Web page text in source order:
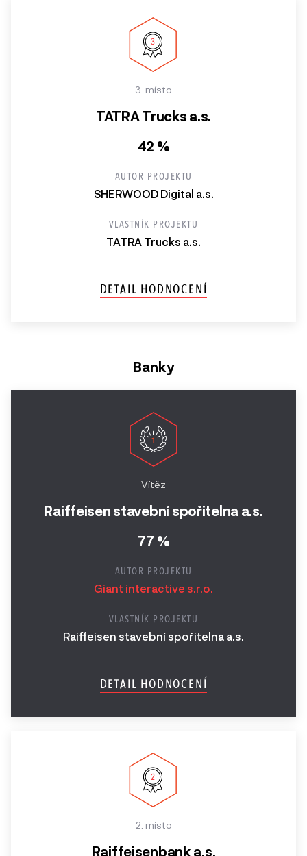
3. místo
TATRA Trucks a.s.
42 %
AUTOR PROJEKTU
SHERWOOD Digital a.s.
VLASTNÍK PROJEKTU
TATRA Trucks a.s.
DETAIL HODNOCENÍ
Banky
Vítěz
Raiffeisen stavební spořitelna a.s.
77 %
AUTOR PROJEKTU
Giant interactive s.r.o.
VLASTNÍK PROJEKTU
Raiffeisen stavební spořitelna a.s.
DETAIL HODNOCENÍ
2. místo
Raiffeisenbank a.s.